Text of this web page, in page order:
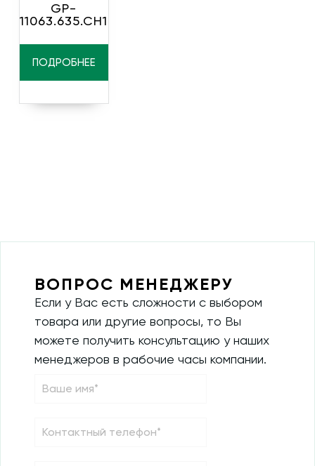
GP-
11063.635.CH1
ПОДРОБНЕЕ
ВОПРОС МЕНЕДЖЕРУ
Если у Вас есть сложности с выбором
товара или другие вопросы, то Вы
можете получить консультацию у наших
менеджеров в рабочие часы компании.